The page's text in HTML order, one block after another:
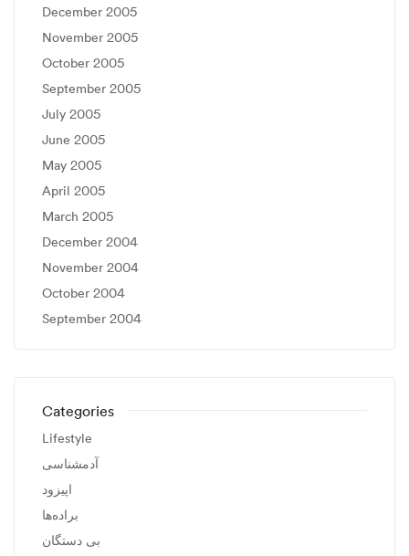
December 2005
November 2005
October 2005
September 2005
July 2005
June 2005
May 2005
April 2005
March 2005
December 2004
November 2004
October 2004
September 2004
Categories
Lifestyle
آدمشناسی
اپیزود
براده‌ها
بی دستگان